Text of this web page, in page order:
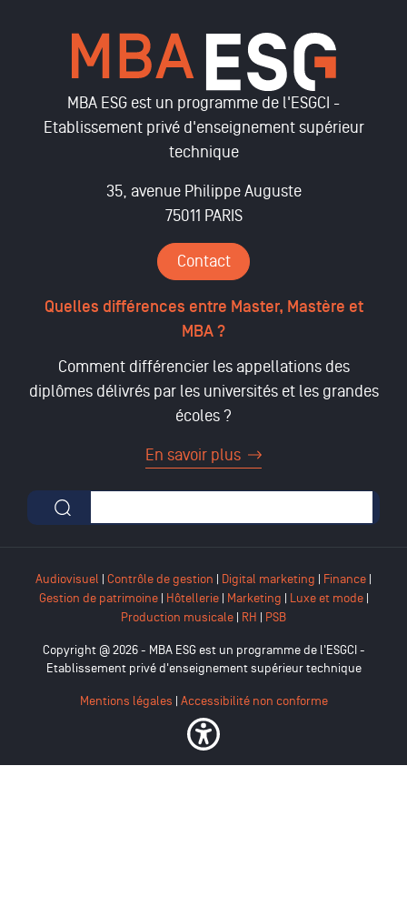
MBA ESG est un programme de l'ESGCI -
Etablissement privé d'enseignement supérieur
technique
35, avenue Philippe Auguste
75011 PARIS
Contact
Quelles différences entre Master, Mastère et
MBA ?
Comment différencier les appellations des
diplômes délivrés par les universités et les grandes
écoles ?
En savoir plus
Formulaire de recherche
Audiovisuel | Contrôle de gestion | Digital marketing | Finance |
Gestion de patrimoine| Hôtellerie| Marketing | Luxe et mode|
Production musicale | RH | PSB
Copyright @ 2026 - MBA ESG est un programme de l'ESGCI -
Etablissement privé d'enseignement supérieur technique
Mentions légales Accessibilité non conforme